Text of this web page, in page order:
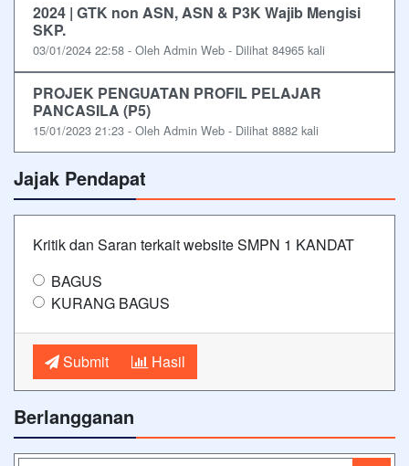
2024 | GTK non ASN, ASN & P3K Wajib Mengisi
SKP.
03/01/2024 22:58 - Oleh Admin Web - Dilihat 84965 kali
PROJEK PENGUATAN PROFIL PELAJAR
PANCASILA (P5)
15/01/2023 21:23 - Oleh Admin Web - Dilihat 8882 kali
Jajak Pendapat
Kritik dan Saran terkait website SMPN 1 KANDAT
BAGUS
KURANG BAGUS
Submit Hasil
Berlangganan